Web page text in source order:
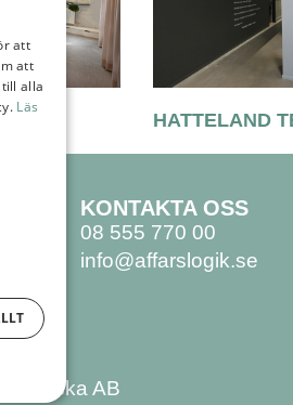
HATTELAND
KONTAKTA OSS
08 555 770 00
info@affarslogik.se
Svenska AB
att
att
alla
Läs